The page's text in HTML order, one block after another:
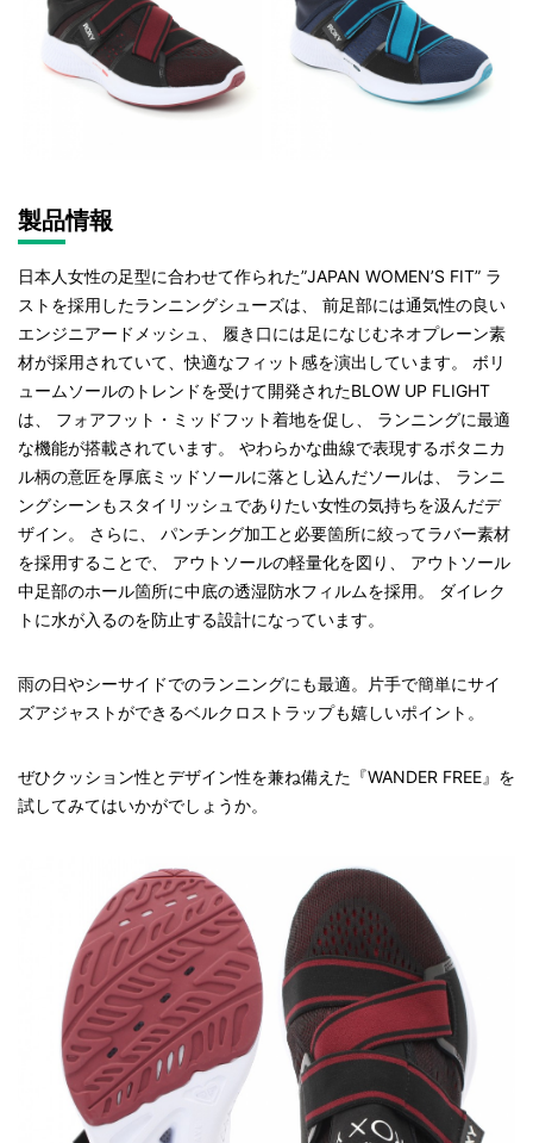
製品情報
日本人女性の足型に合わせて作られた”JAPAN WOMEN’S FIT” ラ
ストを採用したランニングシューズは、 前足部には通気性の良い
エンジニアードメッシュ、 履き口には足になじむネオプレーン素
材が採用されていて、快適なフィット感を演出しています。 ボリ
ュームソールのトレンドを受けて開発されたBLOW UP FLIGHT
は、 フォアフット・ミッドフット着地を促し、 ランニングに最適
な機能が搭載されています。 やわらかな曲線で表現するボタニカ
ル柄の意匠を厚底ミッドソールに落とし込んだソールは、 ランニ
ングシーンもスタイリッシュでありたい女性の気持ちを汲んだデ
ザイン。 さらに、 パンチング加工と必要箇所に絞ってラバー素材
を採用することで、 アウトソールの軽量化を図り、 アウトソール
中足部のホール箇所に中底の透湿防水フィルムを採用。 ダイレク
トに水が入るのを防止する設計になっています。
雨の日やシーサイドでのランニングにも最適。片手で簡単にサイ
ズアジャストができるベルクロストラップも嬉しいポイント。
ぜひクッション性とデザイン性を兼ね備えた『WANDER FREE』を
試してみてはいかがでしょうか。